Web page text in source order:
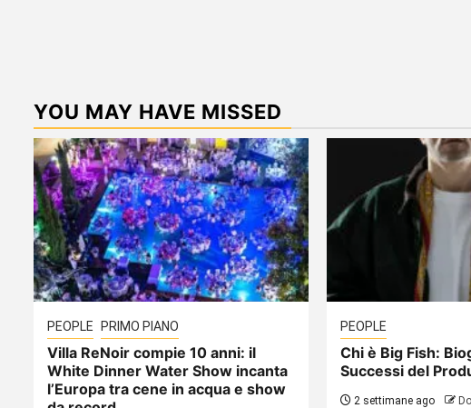
YOU MAY HAVE MISSED
PEOPLE PRIMO PIANO
Villa ReNoir compie 10 anni: il
White Dinner Water Show incanta
l’Europa tra cene in acqua e show
PEOPLE
Chi è Big Fish:
Successi del
2 settimane ago